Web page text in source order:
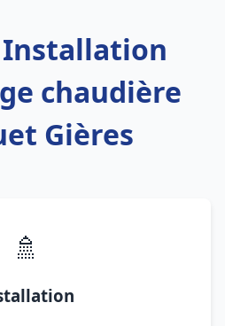
Installation
chaudière
Gières
🚿